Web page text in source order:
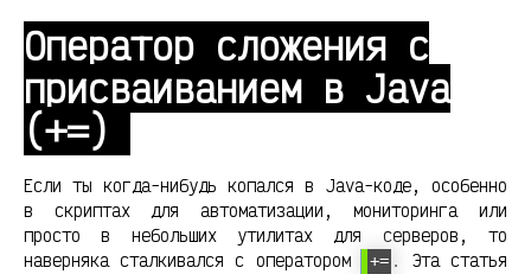
Оператор сложения с
присваиванием в Java
(+=)
Если ты когда-нибудь копался в Java-коде, особенно
в скриптах для автоматизации, мониторинга или
просто в небольших утилитах для серверов, то
наверняка сталкивался с оператором
+= . Эта статья